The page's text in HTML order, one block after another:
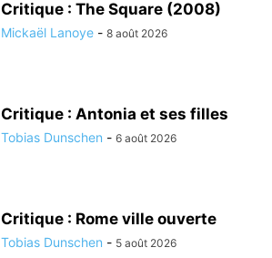
Critique : The Square (2008)
Mickaël Lanoye - 8 août 2026
Critique : Antonia et ses filles
Tobias Dunschen - 6 août 2026
Critique : Rome ville ouverte
Tobias Dunschen - 5 août 2026